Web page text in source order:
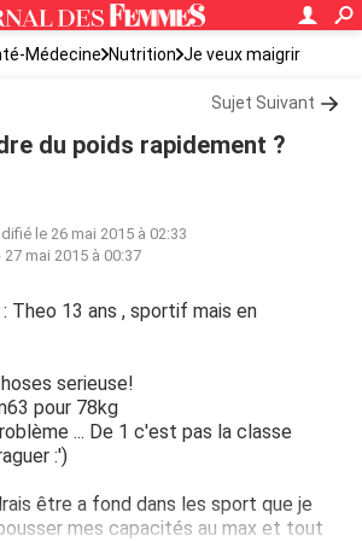
Médecine Nutrition Je veux maigrir
Sujet Suivant
du poids rapidement ?
le 26 mai 2015 à 02:33
27 mai 2015 à 00:37
Theo 13 ans , sportif mais en
serieuse!
pour 78kg
... De 1 c'est pas la classe
:')
être a fond dans les sport que je
mes capacités au max et tout